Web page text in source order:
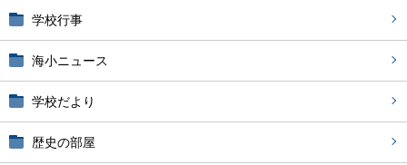
学校行事
海小ニュース
学校だより
歴史の部屋